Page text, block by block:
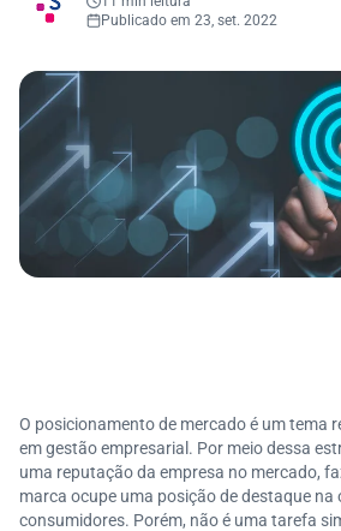
Publicado em 23, set. 2022
O posicionamento de mercado é um tema
em gestão empresarial. Por meio dessa
uma reputação da empresa no mercado,
marca ocupe uma posição de destaque na
consumidores. Porém, não é uma tarefa